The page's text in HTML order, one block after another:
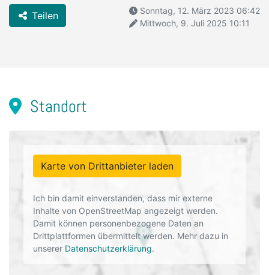
Teilen
Sonntag, 12. März 2023 06:42
Mittwoch, 9. Juli 2025 10:11
Standort
Karte von Drittanbieter laden
Ich bin damit einverstanden, dass mir externe
Inhalte von OpenStreetMap angezeigt werden.
Damit können personenbezogene Daten an
Drittplattformen übermittelt werden. Mehr dazu in
unserer Datenschutzerklärung.